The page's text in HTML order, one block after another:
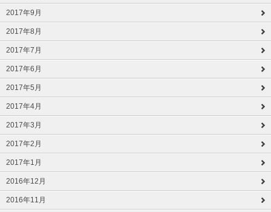
2017年9月
2017年8月
2017年7月
2017年6月
2017年5月
2017年4月
2017年3月
2017年2月
2017年1月
2016年12月
2016年11月